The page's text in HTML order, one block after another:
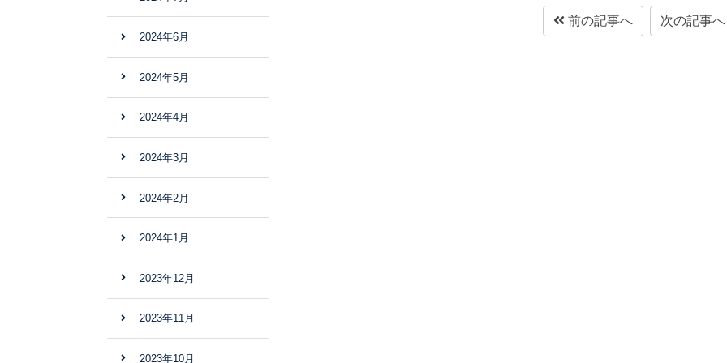
前の記事へ 次の記事
2024年6月
2024年5月
2024年4月
2024年3月
2024年2月
2024年1月
2023年12月
2023年11月
2023年10月